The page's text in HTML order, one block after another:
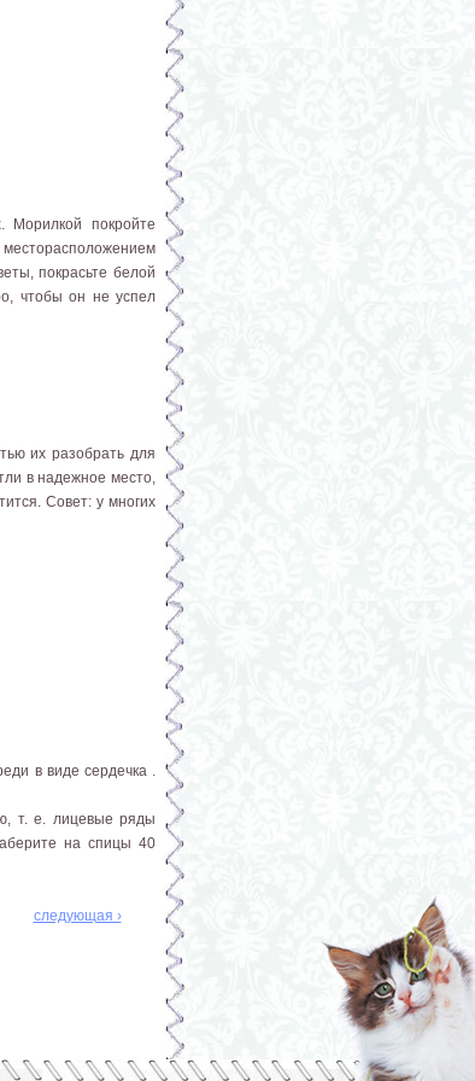
Морилкой покройте
покрасьте белой
чтобы он не успел
их разобрать для
в надежное место,
Совет: у многих
в виде сердечка .
т. е. лицевые ряды
на спицы 40
следующая ›